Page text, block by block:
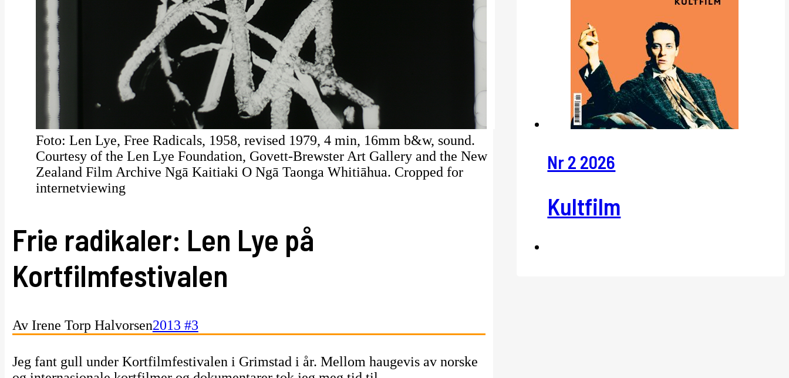
Foto: Len Lye, Free Radicals, 1958, revised 1979, 4 min, 16mm b&w, sound.
Courtesy of the Len Lye Foundation, Govett-Brewster Art Gallery and the New
Zealand Film Archive Ngā Kaitiaki O Ngā Taonga Whitiāhua. Cropped for
internetviewing
Frie radikaler: Len Lye på
Kortfilmfestivalen
Av Irene Torp Halvorsen2013 #3
Jeg fant gull under Kortfilmfestivalen i Grimstad i år. Mellom haugevis av norske
Nr 2 2026
Kultfilm